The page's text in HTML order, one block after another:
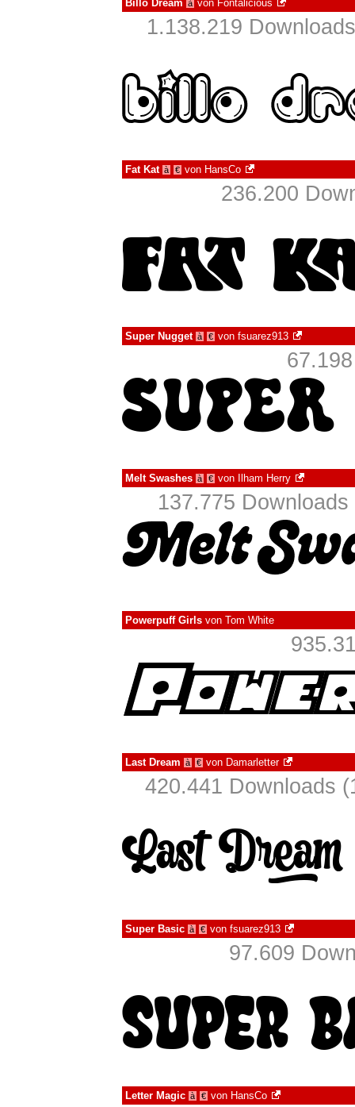
Billo Dream à von Fontalicious
1.138.219
Fat Kat à € von HansCo
236.200
Super Nugget à € von fsuarez913
Melt Swashes à € von Ilham Herry
137.775
Powerpuff Girls von Tom White
Last Dream à € von Damarletter
420.441 Downloads
Super Basic à € von fsuarez913
97.609
Letter Magic à € von HansCo